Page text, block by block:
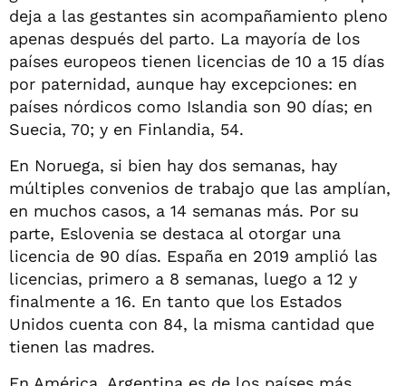
deja a las gestantes sin acompañamiento pleno
apenas después del parto. La mayoría de los
países europeos tienen licencias de 10 a 15 días
por paternidad, aunque hay excepciones: en
países nórdicos como Islandia son 90 días; en
Suecia, 70; y en Finlandia, 54.
En Noruega, si bien hay dos semanas, hay
múltiples convenios de trabajo que las amplían,
en muchos casos, a 14 semanas más. Por su
parte, Eslovenia se destaca al otorgar una
licencia de 90 días. España en 2019 amplió las
licencias, primero a 8 semanas, luego a 12 y
finalmente a 16. En tanto que los Estados
Unidos cuenta con 84, la misma cantidad que
tienen las madres.